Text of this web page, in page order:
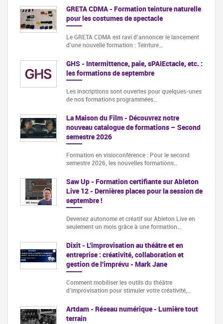
GRETA CDMA - Formation teinture naturelle
pour les costumes de spectacle
Le GRETA CDMA est ravi d'annoncer le lancement
d'une nouvelle formation : Teinture…
GHS - Intermittence, paie, sPAIEctacle, etc. :
les formations de septembre
Les inscriptions sont ouvertes pour quelques-unes
de nos formations programmées…
La Maison du Film - Découvrez notre
nouveau catalogue de formations – Second
semestre 2026
Formation en visioconférence : Pour le second
semestre 2026, les nouvelles formations…
Saw Up - Formation certifiante sur Ableton
Live 12 - Dernières places pour la session de
septembre !
Devenez autonome et créatif sur Ableton Live en
seulement un mois grâce à une formation…
Dixit - L'improvisation au théâtre et en
entreprise : créativité, collaboration et
gestion de l'imprévu - Mark Jane
Comment mobiliser les outils du théâtre
d’improvisation pour stimuler votre créativité,…
Artdam - Réseau numérique - Lumière tout
terrain